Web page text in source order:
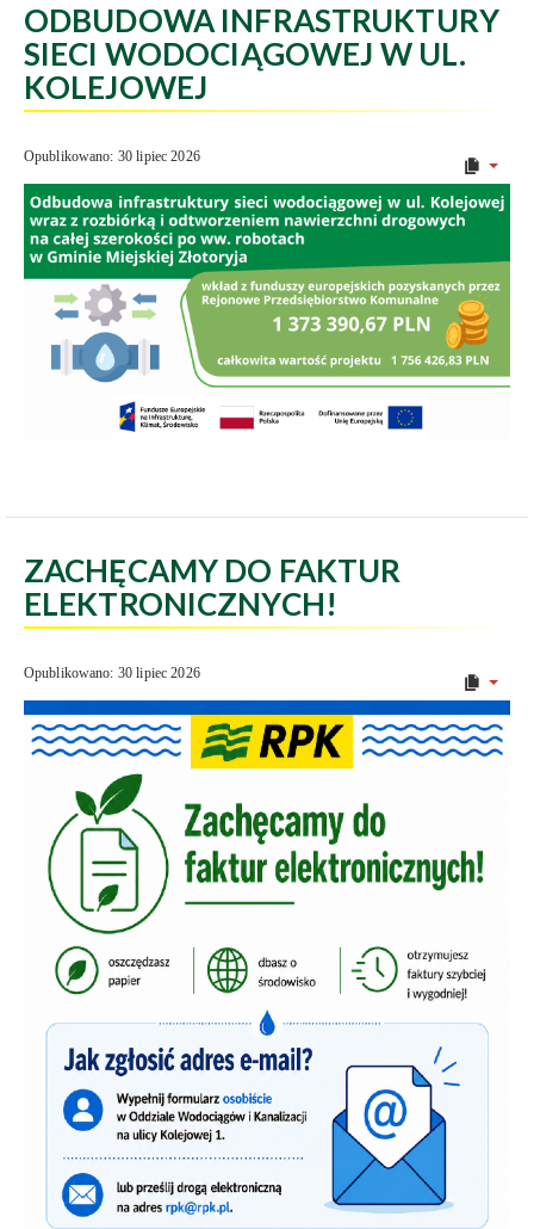
ODBUDOWA INFRASTRUKTURY
SIECI WODOCIĄGOWEJ W UL.
KOLEJOWEJ
Opublikowano: 30 lipiec 2026
ZACHĘCAMY DO FAKTUR
ELEKTRONICZNYCH!
Opublikowano: 30 lipiec 2026